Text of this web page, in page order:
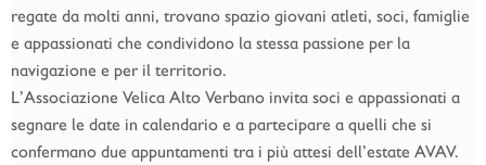
regate da molti anni, trovano spazio giovani atleti, soci, famiglie
e appassionati che condividono la stessa passione per la
navigazione e per il territorio.
L’Associazione Velica Alto Verbano invita soci e appassionati a
segnare le date in calendario e a partecipare a quelli che si
confermano due appuntamenti tra i più attesi dell’estate AVAV.